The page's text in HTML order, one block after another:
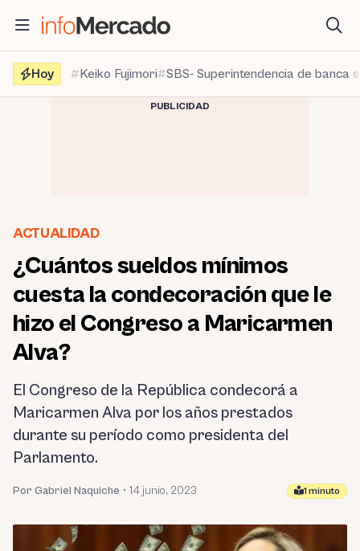
contenido
Hoy
Keiko Fujimori SBS- Superintendencia de banca
PUBLICIDAD
ACTUALIDAD
¿Cuántos sueldos mínimos
cuesta la condecoración que le
hizo el Congreso a Maricarmen
Alva?
El Congreso de la República condecorá a
Maricarmen Alva por los años prestados
durante su período como presidenta del
Parlamento.
Por Gabriel Naquiche • 14 junio, 2023 1 minuto